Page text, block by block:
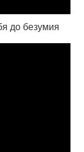
до безумия